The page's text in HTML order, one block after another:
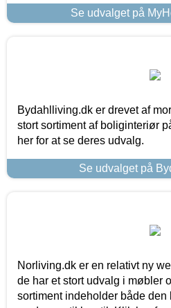
Se udvalget på
Bydahlliving.dk er drevet af
stort sortiment af boliginteriør
her for at se deres udvalg.
Se udvalget på
Norliving.dk er en relativt ny
de har et stort udvalg i møbler
sortiment indeholder både